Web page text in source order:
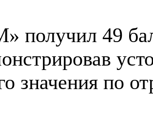
получил 49
значения по